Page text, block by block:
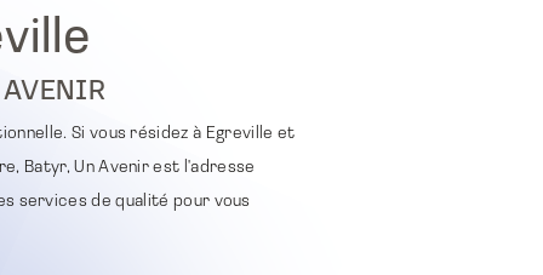
Si vous résidez à Egreville et
Batyr, Un Avenir est l'adresse
services de qualité pour vous